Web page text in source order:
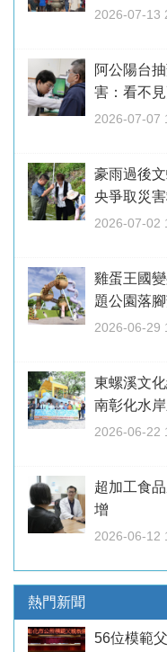
2026-07-13
阿公陽台
害：看不
2026-07-07
豪雨過後
央爭取災
2026-07-02
雞蛋王國
題公園落
2026-06-29
東螺溪文
南彰化水
2026-06-22
超加工食
增
2026-06-12
熱門新聞
56位模範